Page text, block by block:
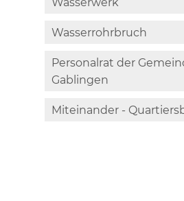
Wasserrohrbruch
Personalrat der
Gablingen
Miteinander -